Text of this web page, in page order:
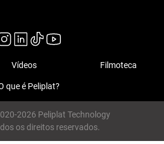
Vídeos Filmoteca
que é Peliplat?
2026 Peliplat Technology
os direitos reservados.